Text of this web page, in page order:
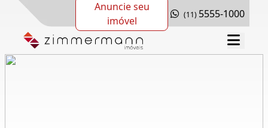
Anuncie seu
imóvel
(11) 5555-1000